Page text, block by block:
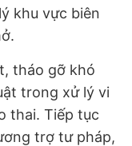
khu vực biên
tháo gỡ khó
trong xử lý vi
thai. Tiếp tục
trợ tư pháp,